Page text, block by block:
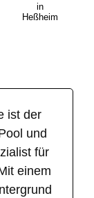
in
Heßheim
ist der
und
für
einem